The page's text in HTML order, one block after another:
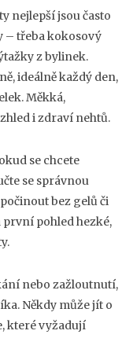
nejlepší jsou často
– třeba kokosový
z bylinek.
ideálně každý den,
Měkká,
i zdraví nehtů.
se chcete
se správnou
bez gelů či
první pohled hezké,
nebo zažloutnutí,
Někdy může jít o
které vyžadují